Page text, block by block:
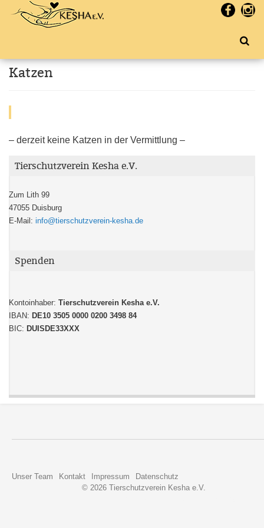
Katzen
– derzeit keine Katzen in der Vermittlung –
Tierschutzverein Kesha e.V.
Zum Lith 99
47055 Duisburg
E-Mail: info@tierschutzverein-kesha.de
Spenden
Kontoinhaber: Tierschutzverein Kesha e.V.
IBAN: DE10 3505 0000 0200 3498 84
BIC: DUISDE33XXX
Unser Team Kontakt Impressum
Datenschutz
© 2026 Tierschutzverein Kesha e.V.